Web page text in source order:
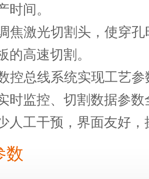
时间。
焦激光切割头，使穿
的高速切割。
控总线系统实现工艺
时监控、切割数据参
人工干预，界面友好
数